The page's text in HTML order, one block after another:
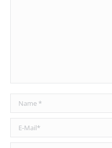
Name *
E-Mail *